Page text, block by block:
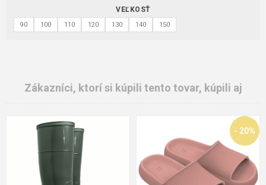
VEĽKOSŤ
90 100 110 120 130 140 150
Zákazníci, ktorí si kúpili tento tovar, kúpili aj
- 20%